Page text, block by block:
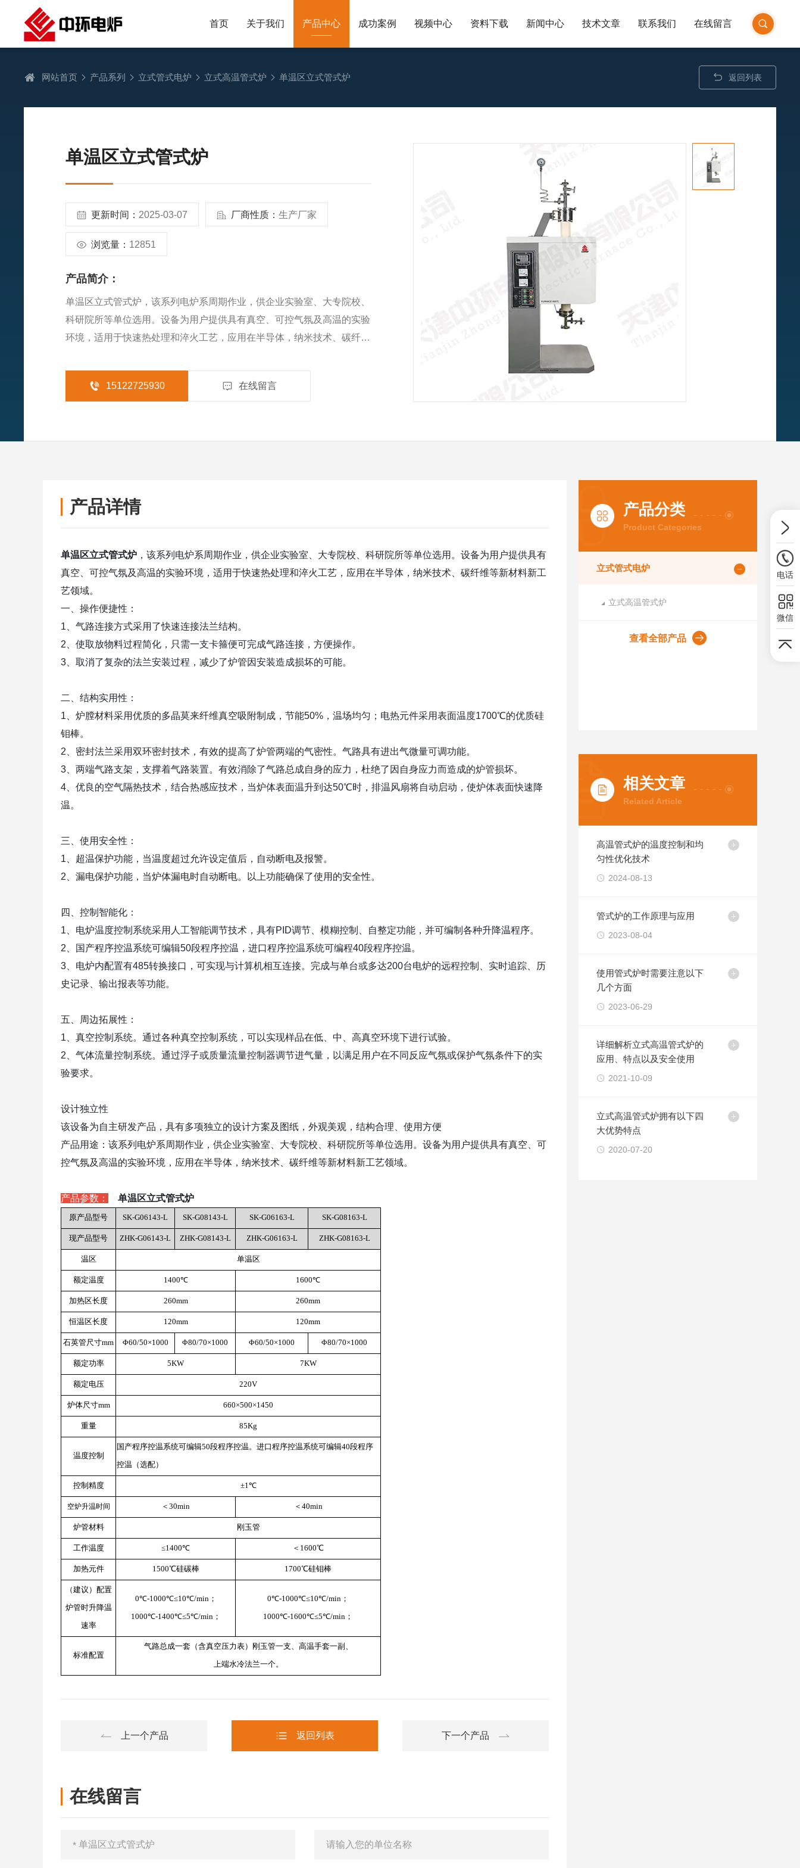
首页 关于我们 产品中心 成功案例 视频中心 资料下载 新闻中心 技术文章 联系我们 在线留言
网站首页 产品系列 立式管式电炉 立式高温管式炉 单温区立式管式炉 返回列表
单温区立式管式炉
更新时间： 2025-03-07 厂商性质： 生产厂家
浏览量： 12851
产品简介：
单温区立式管式炉，该系列电炉系周期作业，供企业实验室、大专院校、
科研院所等单位选用。设备为用户提供具有真空、可控气氛及高温的实验
环境，适用于快速热处理和淬火工艺，应用在半导体，纳米技术、碳纤维
15122725930 在线留言
产品分类
Product Categories
立式管式电炉
立式高温管式炉
查看全部产品
相关文章
Related Article
高温管式炉的温度控制和均
匀性优化技术
2024-08-13
管式炉的工作原理与应用
2023-08-04
使用管式炉时需要注意以下
几个方面
2023-06-29
详细解析立式高温管式炉的
应用、特点以及安全使用
2021-10-09
立式高温管式炉拥有以下四
大优势特点
2020-07-20
产品详情
单温区立式管式炉 ，该系列电炉系周期作业，供企业实验室、大专院校、科研院所等单位选用。设备为用户提供具有
真空、可控气氛及高温的实验环境，适用于快速热处理和淬火工艺，应用在半导体，纳米技术、碳纤维等新材料新工
艺领域。
一、操作便捷性：
1、气路连接方式采用了快速连接法兰结构。
2、使取放物料过程简化，只需一支卡箍便可完成气路连接，方便操作。
3、取消了复杂的法兰安装过程，减少了炉管因安装造成损坏的可能。
二、结构实用性：
1、炉膛材料采用优质的多晶莫来纤维真空吸附制成，节能50%，温场均匀；电热元件采用表面温度1700℃的优质硅
钼棒。
2、密封法兰采用双环密封技术，有效的提高了炉管两端的气密性。气路具有进出气微量可调功能。
3、两端气路支架，支撑着气路装置。有效消除了气路总成自身的应力，杜绝了因自身应力而造成的炉管损坏。
4、优良的空气隔热技术，结合热感应技术，当炉体表面温升到达50℃时，排温风扇将自动启动，使炉体表面快速降
温。
三、使用安全性：
1、超温保护功能，当温度超过允许设定值后，自动断电及报警。
2、漏电保护功能，当炉体漏电时自动断电。以上功能确保了使用的安全性。
四、控制智能化：
1、电炉温度控制系统采用人工智能调节技术，具有PID调节、模糊控制、自整定功能，并可编制各种升降温程序。
2、国产程序控温系统可编辑50段程序控温，进口程序控温系统可编程40段程序控温。
3、电炉内配置有485转换接口，可实现与计算机相互连接。完成与单台或多达200台电炉的远程控制、实时追踪、历
史记录、 输出报表等功能。
五、周边拓展性：
1、真空控制系统。通过各种真空控制系统，可以实现样品在低、中、高真空环境下进行试验。
2、气体流量控制系统。通过浮子或质量流量控制器调节进气量，以满足用户在不同反应气氛或保护气氛条件下的实
验要求。
设计独立性
该设备为自主研发产品，具有多项独立的设计方案及图纸，外观美观，结构合理、使用方便
产品用途：该系列电炉系周期作业，供企业实验室、大专院校、科研院所等单位选用。设备为用户提供具有真空、可
控气氛及高温的实验环境，应用在半导体，纳米技术、碳纤维等新材料新工艺领域。
产品参数： 单温区立式管式炉
原产品型号 SK-G06143-L SK-G08143-L SK-G06163-L SK-G08163-L
现产品型号 ZHK-G06143-L ZHK-G08143-L ZHK-G06163-L ZHK-G08163-L
温区 单温区
额定温度 1400℃ 1600℃
加热区长度 260mm 260mm
恒温区长度 120mm 120mm
石英管尺寸mm Φ60/50×1000 Φ80/70×1000 Φ60/50×1000 Φ80/70×1000
额定功率 5KW 7KW
额定电压 220V
炉体尺寸mm 660×500×1450
重量 85Kg
温度控制
国产程序控温系统可编辑50段程序控温。进口程序控温系统可编辑40段程序
控温（选配）
控制精度 ±1℃
空炉升温时间 ＜30min ＜40min
炉管材料 刚玉管
工作温度 ≤1400℃ ＜1600℃
加热元件 1500℃硅碳棒 1700℃硅钼棒
（建议）配置
炉管时升降温
速率
0℃-1000℃≤10℃/min；
1000℃-1400℃≤5℃/min；
0℃-1000℃≤10℃/min；
1000℃-1600℃≤5℃/min；
标准配置
气路总成一套（含真空压力表）刚玉管一支、高温手套一副、
上端水冷法兰一个。
上一个产品 返回列表 下一个产品
在线留言
电话
微信